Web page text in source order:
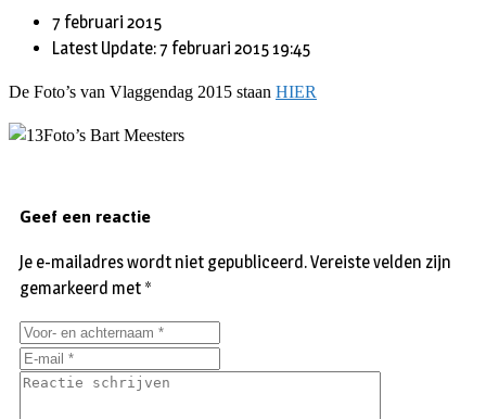
7 februari 2015
Latest Update: 7 februari 2015 19:45
De Foto’s van Vlaggendag 2015 staan HIER
Foto’s Bart Meesters
Geef een reactie
Je e-mailadres wordt niet gepubliceerd.Vereiste velden zijn
gemarkeerd met *